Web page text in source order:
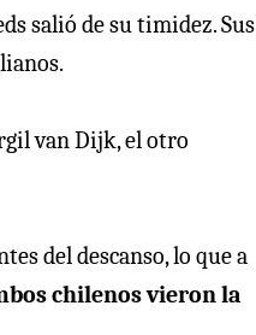
salió de su timidez. Sus
van Dijk, el otro
del descanso, lo que a
chilenos vieron la